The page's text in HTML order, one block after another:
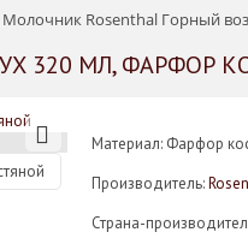
Молочник Rosenthal Горный
320 МЛ, ФАРФОР
Материал: Фарфор
Производитель:
Страна-